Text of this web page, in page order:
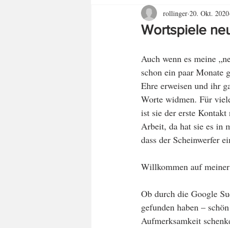
Wortspiele
rollinger 20. Okt. 2020
Auch wenn es meine
schon ein paar Monate
Ehre erweisen und ihr
Worte widmen. Für
ist sie der erste
Arbeit, da hat sie es in
dass der Scheinwerfer
Willkommen auf
Ob durch die Google
gefunden haben –
Aufmerksamkeit